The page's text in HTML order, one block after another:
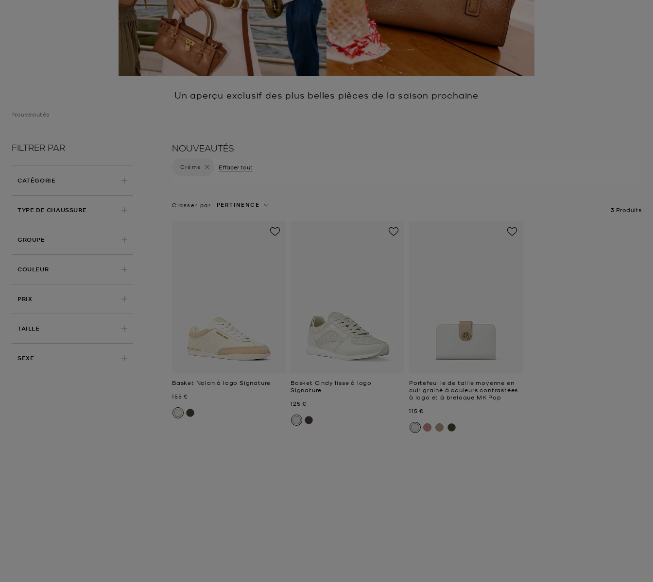
Un aperçu exclusif des plus belles pièces de la saison prochaine
Nouveautés
FILTRER PAR
CATÉGORIE
TYPE DE CHAUSSURE
GROUPE
COULEURAPPLIQUÉ
PRIX
TAILLE
SEXE
NOUVEAUTÉS
Supprimer le filtre Actuellement trié par Couleur: Crème
Crème Effacer tout
Classer par PERTINENCE
3 Produits
Basket Nolan à logo Signature
Prix actuel
155 €
Basket Cindy lisse à logo
Signature
Prix actuel
125 €
Portefeuille de taille moyenne en
cuir grainé à couleurs contrastées
à logo et à breloque MK Pop
Prix actuel
115 €